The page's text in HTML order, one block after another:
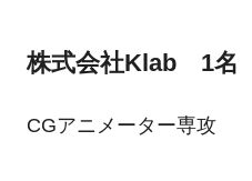
株式会社Klab 1名
CGアニメーター専攻